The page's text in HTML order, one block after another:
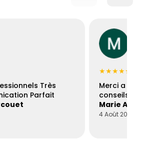
Très
Parfait
★★★★★
Merci a
conseils
Marie
4 Août 2026